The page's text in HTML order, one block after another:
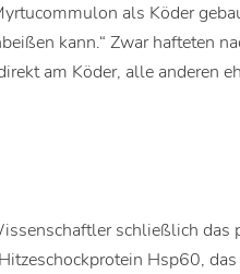
als Köder
kann.“ Zwar hafteten
am Köder, alle anderen
schließlich das
Hsp60,